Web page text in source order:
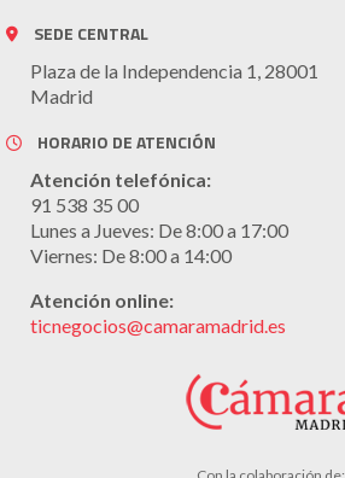
SEDE CENTRAL
Plaza de la Independencia 1, 28001
Madrid
HORARIO DE ATENCIÓN
Atención telefónica:
91 538 35 00
Lunes a Jueves: De 8:00 a 17:00
Viernes: De 8:00 a 14:00
Atención online:
ticnegocios@camaramadrid.es